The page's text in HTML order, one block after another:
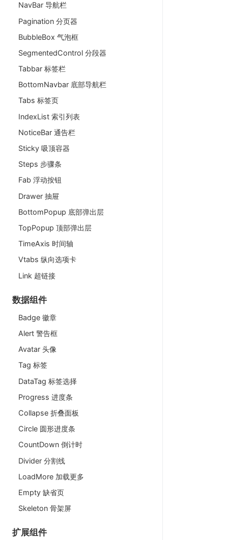
NavBar 导航栏
Pagination 分页器
BubbleBox 气泡框
SegmentedControl 分段器
Tabbar 标签栏
BottomNavbar 底部导航栏
Tabs 标签页
IndexList 索引列表
NoticeBar 通告栏
Sticky 吸顶容器
Steps 步骤条
Fab 浮动按钮
Drawer 抽屉
BottomPopup 底部弹出层
TopPopup 顶部弹出层
TimeAxis 时间轴
Vtabs 纵向选项卡
Link 超链接
数据组件
Badge 徽章
Alert 警告框
Avatar 头像
Tag 标签
DataTag 标签选择
Progress 进度条
Collapse 折叠面板
Circle 圆形进度条
CountDown 倒计时
Divider 分割线
LoadMore 加载更多
Empty 缺省页
Skeleton 骨架屏
扩展组件